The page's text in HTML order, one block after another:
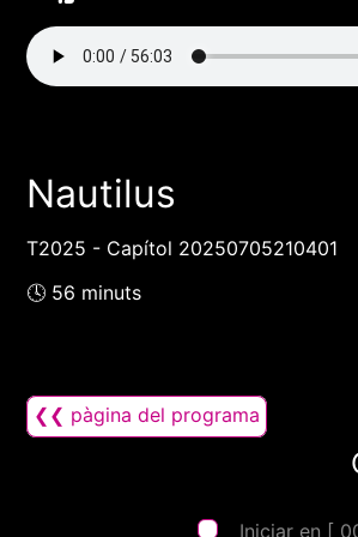
Nautilus
T2025 - Capítol 20250705210401
🕓 56 minuts
❮❮ pàgina del programa
Iniciar en [